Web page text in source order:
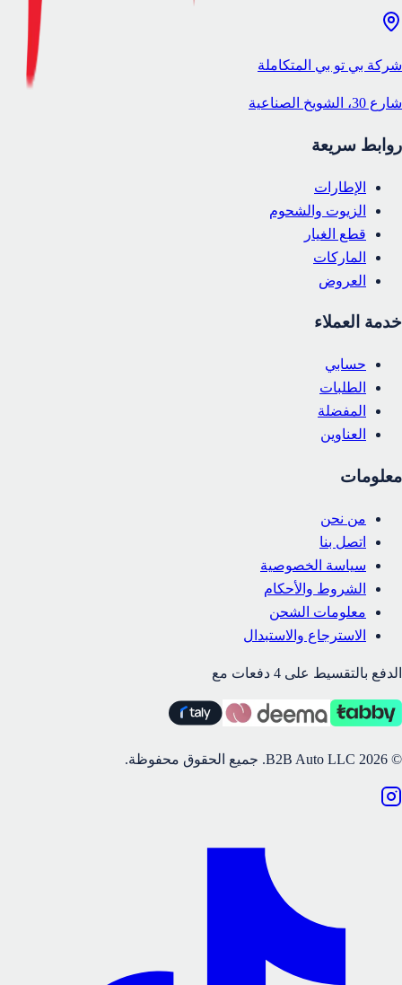
شركة بي تو بي المتكاملة
شارع 30، الشويخ الصناعية
روابط سريعة
الإطارات
الزيوت والشحوم
قطع الغيار
الماركات
العروض
خدمة العملاء
حسابي
الطلبات
المفضلة
العناوين
معلومات
من نحن
اتصل بنا
سياسة الخصوصية
الشروط والأحكام
معلومات الشحن
الاسترجاع والاستبدال
الدفع بالتقسيط على 4 دفعات مع
©
2026 جميع الحقوق محفوظة.